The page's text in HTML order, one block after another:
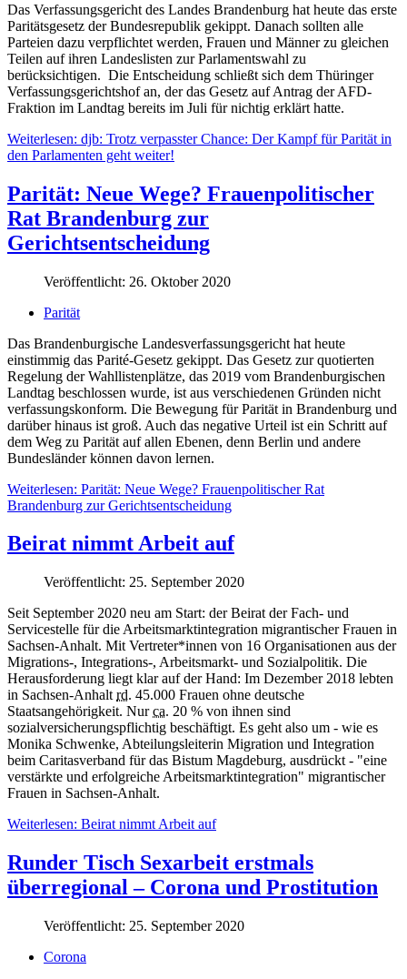
Das Verfassungsgericht des Landes Brandenburg hat heute das erste
Paritätsgesetz der Bundesrepublik gekippt. Danach sollten alle
Parteien dazu verpflichtet werden, Frauen und Männer zu gleichen
Teilen auf ihren Landeslisten zur Parlamentswahl zu
berücksichtigen. Die Entscheidung schließt sich dem Thüringer
Verfassungsgerichtshof an, der das Gesetz auf Antrag der AFD-
Fraktion im Landtag bereits im Juli für nichtig erklärt hatte.
Weiterlesen: djb: Trotz verpasster Chance: Der Kampf für Parität in
den Parlamenten geht weiter!
Parität: Neue Wege? Frauenpolitischer
Rat Brandenburg zur
Gerichtsentscheidung
Veröffentlicht: 26. Oktober 2020
Parität
Das Brandenburgische Landesverfassungsgericht hat heute
einstimmig das Parité-Gesetz gekippt. Das Gesetz zur quotierten
Regelung der Wahllistenplätze, das 2019 vom Brandenburgischen
Landtag beschlossen wurde, ist aus verschiedenen Gründen nicht
verfassungskonform. Die Bewegung für Parität in Brandenburg und
darüber hinaus ist groß. Auch das negative Urteil ist ein Schritt auf
dem Weg zu Parität auf allen Ebenen, denn Berlin und andere
Bundesländer können davon lernen.
Weiterlesen: Parität: Neue Wege? Frauenpolitischer Rat
Brandenburg zur Gerichtsentscheidung
Beirat nimmt Arbeit auf
Veröffentlicht: 25. September 2020
Seit September 2020 neu am Start: der Beirat der Fach- und
Servicestelle für die Arbeitsmarktintegration migrantischer Frauen in
Sachsen-Anhalt. Mit Vertreter*innen von 16 Organisationen aus der
Migrations-, Integrations-, Arbeitsmarkt- und Sozialpolitik. Die
Herausforderung liegt klar auf der Hand: Im Dezember 2018 lebten
in Sachsen-Anhalt rd. 45.000 Frauen ohne deutsche
Staatsangehörigkeit. Nurca. 20 % von ihnen sind
sozialversicherungspflichtig beschäftigt. Es geht also um - wie es
Monika Schwenke, Abteilungsleiterin Migration und Integration
beim Caritasverband für das Bistum Magdeburg, ausdrückt - "eine
verstärkte und erfolgreiche Arbeitsmarktintegration" migrantischer
Frauen in Sachsen-Anhalt.
Weiterlesen: Beirat nimmt Arbeit auf
Runder Tisch Sexarbeit erstmals
überregional – Corona und Prostitution
Veröffentlicht: 25. September 2020
Corona